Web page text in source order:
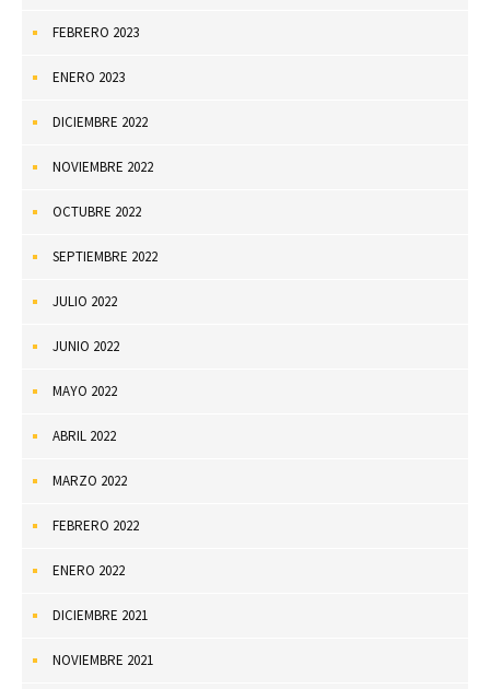
FEBRERO 2023
ENERO 2023
DICIEMBRE 2022
NOVIEMBRE 2022
OCTUBRE 2022
SEPTIEMBRE 2022
JULIO 2022
JUNIO 2022
MAYO 2022
ABRIL 2022
MARZO 2022
FEBRERO 2022
ENERO 2022
DICIEMBRE 2021
NOVIEMBRE 2021